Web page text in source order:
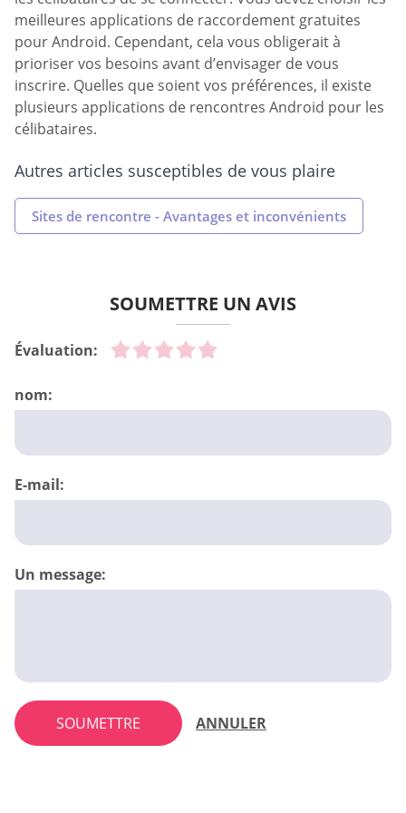
meilleures applications de raccordement gratuites
pour Android. Cependant, cela vous obligerait à
prioriser vos besoins avant d’envisager de vous
inscrire. Quelles que soient vos préférences, il existe
plusieurs applications de rencontres Android pour les
célibataires.
Autres articles susceptibles de vous plaire
Sites de rencontre - Avantages et inconvénients
SOUMETTRE UN AVIS
Évaluation:
nom:
E-mail:
Un message:
SOUMETTRE ANNULER